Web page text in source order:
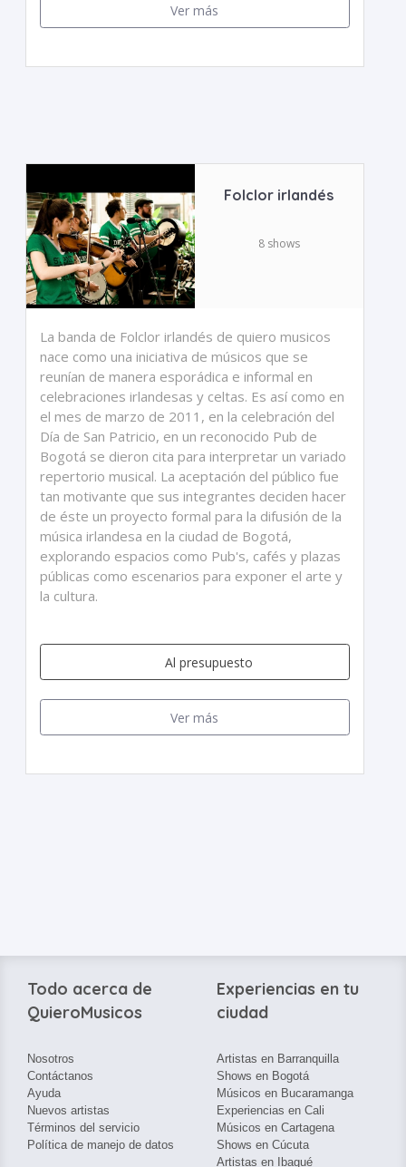
Ver más
Folclor irlandés
8 shows
La banda de Folclor irlandés de quiero musicos
nace como una iniciativa de músicos que se
reunían de manera esporádica e informal en
celebraciones irlandesas y celtas. Es así como en
el mes de marzo de 2011, en la celebración del
Día de San Patricio, en un reconocido Pub de
Bogotá se dieron cita para interpretar un variado
repertorio musical. La aceptación del público fue
tan motivante que sus integrantes deciden hacer
de éste un proyecto formal para la difusión de la
música irlandesa en la ciudad de Bogotá,
explorando espacios como Pub's, cafés y plazas
públicas como escenarios para exponer el arte y
la cultura.
Al presupuesto
Ver más
Todo acerca de
QuieroMusicos
Nosotros
Contáctanos
Ayuda
Nuevos artistas
Términos del servicio
Política de manejo de datos
Experiencias en tu
ciudad
Artistas en Barranquilla
Shows en Bogotá
Músicos en Bucaramanga
Experiencias en Cali
Músicos en Cartagena
Shows en Cúcuta
Artistas en Ibagué